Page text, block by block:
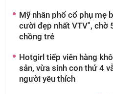
Mỹ nhân phố cổ phụ mẹ
cười đẹp nhất VTV", chờ
chồng trẻ
Hotgirl tiếp viên hàng
sản, vừa sinh con thứ 4
người yêu thích